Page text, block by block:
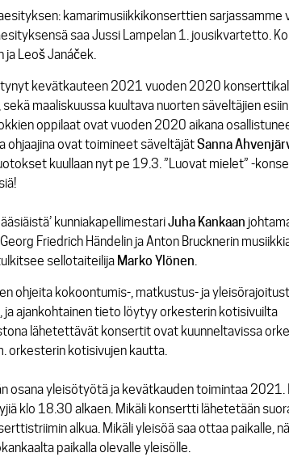
kamarimusiikkikonserttien sarjassamme
saa Jussi Lampelan 1. jousikvartetto.
ja Leoš Janáček.
kevätkauteen 2021 vuoden 2020
maaliskuussa kuultava nuorten säveltäjien
oppilaat ovat vuoden 2020 aikana
ohjaajina ovat toimineet säveltäjätSanna
kuullaan nyt pe 19.3. ”Luovat mielet” -
kunniakapellimestariJuha Kankaan
Friedrich Händelin ja Anton Brucknerin
sellotaiteilija Marko Ylönen.
ohjeita kokoontumis-, matkustus- ja
ajankohtainen tieto löytyy orkesterin kotisivuilta
lähetettävät konsertit ovat kuunneltavissa
orkesterin kotisivujen kautta.
osana yleisötyötä ja kevätkauden toimintaa 2021.
klo 18.30 alkaen. Mikäli konsertti lähetetään
alkua. Mikäli yleisöä saa ottaa paikalle,
paikalla olevalle yleisölle.